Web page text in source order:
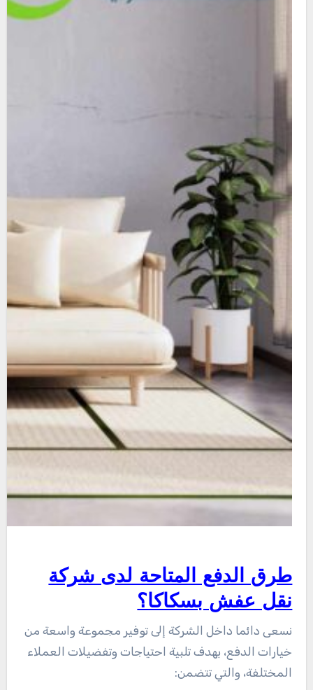
طرق الدفع المتاحة لدى شركة
نقل عفش بسكاكا؟
نسعى دائما داخل الشركة إلى توفير مجموعة واسعة من
خيارات الدفع، بهدف تلبية احتياجات وتفضيلات العملاء
المختلفة، والتي تتضمن: